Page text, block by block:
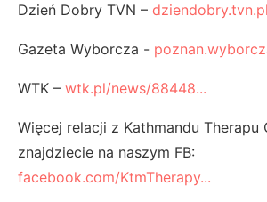
Dzień Dobry TVN –
Gazeta Wyborcza -
WTK – wtk.pl/news/88448...
Więcej relacji z Kathmandu Therapu
znajdziecie na naszym FB:
facebook.com/KtmTherapy...